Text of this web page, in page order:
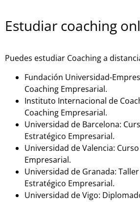
Estudiar coaching
Puedes estudiar Coaching a
Fundación Universidad-
Coaching Empresarial.
Instituto Internacional de
Coaching Empresarial.
Universidad de Barcelona:
Estratégico Empresarial.
Universidad de Valencia:
Empresarial.
Universidad de Granada:
Estratégico Empresarial.
Universidad de Vigo: